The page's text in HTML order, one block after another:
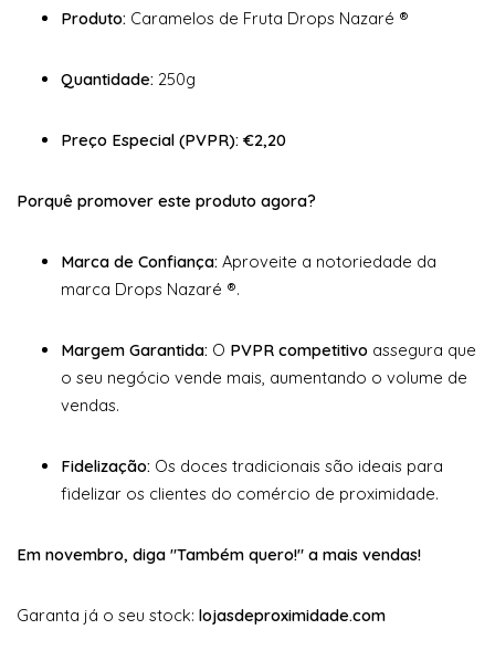
Produto: Caramelos de Fruta Drops Nazaré ®
Quantidade: 250g
Preço Especial (PVPR): €2,20
Porquê promover este produto agora?
Marca de Confiança: Aproveite a notoriedade da
marca Drops Nazaré ®.
Margem Garantida: O PVPR competitivo assegura que
o seu negócio vende mais, aumentando o volume de
vendas.
Fidelização: Os doces tradicionais são ideais para
fidelizar os clientes do comércio de proximidade.
Em novembro, diga "Também quero!" a mais vendas!
Garanta já o seu stock: lojasdeproximidade.com